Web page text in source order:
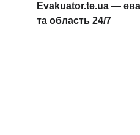
Evakuator.te.ua —
та область 24/7